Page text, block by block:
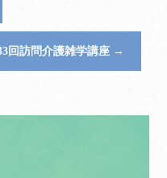
回訪問介護雑学講座 →